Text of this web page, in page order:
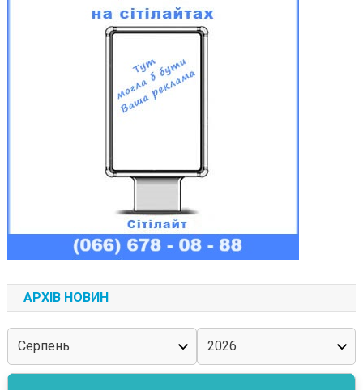
АРХІВ НОВИН